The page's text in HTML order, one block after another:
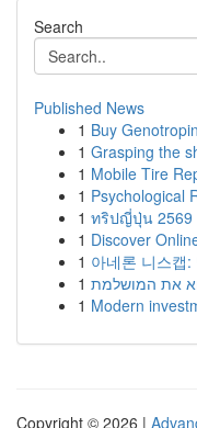
Search
Published News
1 Buy
1 Grasping the
1 Mobile Tire
1 Psychological
1 ทริปญี่ปุ่น 2569
1 Discover
1 아네론 니스캡
1 את המושלמת
1 Modern
Copyright © 2026 |